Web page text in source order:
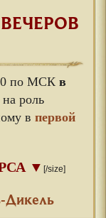
по МСК в
роль
в первой
▼ [/size]
Дикель